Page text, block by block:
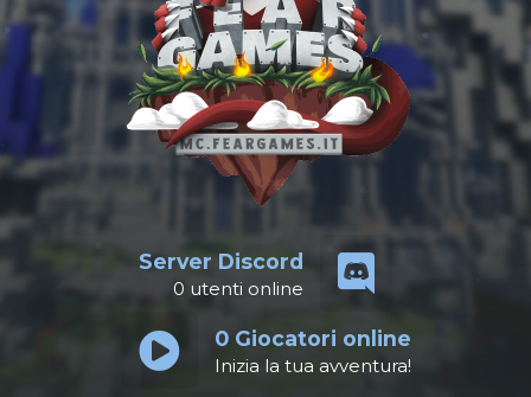
Server Discord
0 utenti online
0Giocatori online
Inizia la tua avventura!